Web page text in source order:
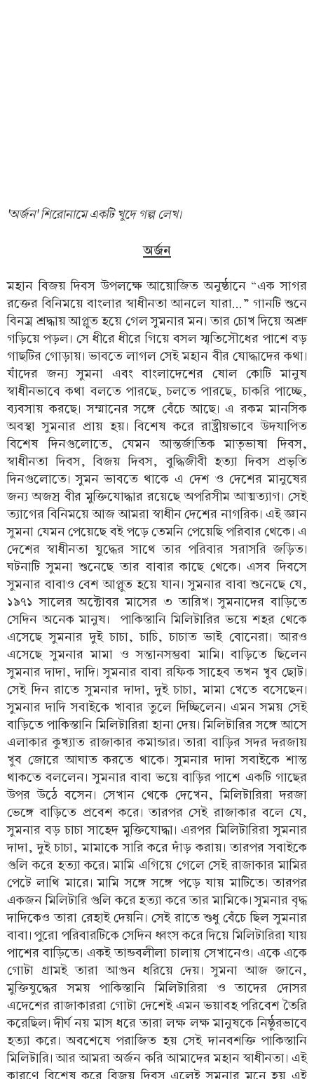
'অর্জন' শিরোনামে একটি খুদে গল্প লেখ।
অর্জন
মহান বিজয় দিবস উপলক্ষে আয়োজিত অনুষ্ঠানে “এক সাগর
রক্তের বিনিময়ে বাংলার স্বাধীনতা আনলে যারা...” গানটি শুনে
বিনম্র শ্রদ্ধায় আপ্লুত হয়ে গেল সুমনার মন। তার চোখ দিয়ে অশ্রু
গড়িয়ে পড়ল। সে ধীরে ধীরে গিয়ে বসল স্মৃতিসৌধের পাশে বড়
গাছটির গোড়ায়। ভাবতে লাগল সেই মহান বীর যোদ্ধাদের কথা।
যাঁদের জন্য সুমনা এবং বাংলাদেশের ষোল কোটি মানুষ
স্বাধীনভাবে কথা বলতে পারছে, চলতে পারছে, চাকরি পাচ্ছে,
ব্যবসায় করছে। সম্মানের সঙ্গে বেঁচে আছে। এ রকম মানসিক
অবস্থা সুমনার প্রায় হয়। বিশেষ করে রাষ্ট্রীয়ভাবে উদযাপিত
বিশেষ দিনগুলোতে, যেমন আন্তর্জাতিক মাতৃভাষা দিবস,
স্বাধীনতা দিবস, বিজয় দিবস, বুদ্ধিজীবী হত্যা দিবস প্রভৃতি
দিনগুলোতে। সুমন ভাবতে থাকে এ দেশ ও দেশের মানুষের
জন্য অজস্র বীর মুক্তিযোদ্ধার রয়েছে অপরিসীম আত্মত্যাগ। সেই
ত্যাগের বিনিময়ে আজ আমরা স্বাধীন দেশের নাগরিক। এই জ্ঞান
সুমনা যেমন পেয়েছে বই পড়ে তেমনি পেয়েছি পরিবার থেকে। এ
দেশের স্বাধীনতা যুদ্ধের সাথে তার পরিবার সরাসরি জড়িত।
ঘটনাটি সুমনা শুনেছে তার বাবার কাছে থেকে। এসব দিবসে
সুমনার বাবাও বেশ আপ্লুত হয়ে যান। সুমনার বাবা শুনেছে যে,
১৯৭১ সালের অক্টোবর মাসের ৩ তারিখ। সুমনাদের বাড়িতে
সেদিন অনেক মানুষ। পাকিস্তানি মিলিটারির ভয়ে শহর থেকে
এসেছে সুমনার দুই চাচা, চাচি, চাচাত ভাই বোনেরা। আরও
এসেছে সুমনার মামা ও সন্তানসম্ভবা মামি। বাড়িতে ছিলেন
সুমনার দাদা, দাদি। সুমনার বাবা রফিক সাহেব তখন খুব ছোট।
সেই দিন রাতে সুমনার দাদা, দুই চাচা, মামা খেতে বসেছেন।
সুমনার দাদি সবাইকে খাবার তুলে দিচ্ছিলেন। এমন সময় সেই
বাড়িতে পাকিস্তানি মিলিটারিরা হানা দেয়। মিলিটারির সঙ্গে আসে
এলাকার কুখ্যাত রাজাকার কমান্ডার। তারা বাড়ির সদর দরজায়
খুব জোরে আঘাত করতে থাকে। সুমনার দাদা সবাইকে শান্ত
থাকতে বললেন। সুমনার বাবা ভয়ে বাড়ির পাশে একটি গাছের
উপর উঠে বসেন। সেখান থেকে দেখেন, মিলিটারিরা দরজা
ভেঙ্গে বাড়িতে প্রবেশ করে। তারপর সেই রাজাকার বলে যে,
সুমনার বড় চাচা সাহেদ মুক্তিযোদ্ধা। এরপর মিলিটারিরা সুমনার
দাদা, দুই চাচা, মামাকে সারি করে দাঁড় করায়। তারপর সবাইকে
গুলি করে হত্যা করে। মামি এগিয়ে গেলে সেই রাজাকার মামির
পেটে লাথি মারে। মামি সঙ্গে সঙ্গে পড়ে যায় মাটিতে। তারপর
একজন মিলিটারি গুলি করে হত্যা করে তার মামিকে। সুমনার বৃদ্ধ
দাদিকেও তারা রেহাই দেয়নি। সেই রাতে শুধু বেঁচে ছিল সুমনার
বাবা। পুরো পরিবারটিকে সেদিন ধ্বংস করে দিয়ে মিলিটারিরা যায়
পাশের বাড়িতে। একই তান্ডবলীলা চালায় সেখানেও। একে একে
গোটা গ্রামই তারা আগুন ধরিয়ে দেয়। সুমনা আজ জানে,
মুক্তিযুদ্ধের সময় পাকিস্তানি মিলিটারিরা ও তাদের দোসর
এদেশের রাজাকাররা গোটা দেশেই এমন ভয়াবহ পরিবেশ তৈরি
করেছিল। দীর্ঘ নয় মাস ধরে তারা লক্ষ লক্ষ মানুষকে নিষ্ঠুরভাবে
হত্যা করে। অবশেষে পরাজিত হয় সেই দানবশক্তি পাকিস্তানি
মিলিটারি। আর আমরা অর্জন করি আমাদের মহান স্বাধীনতা। এই